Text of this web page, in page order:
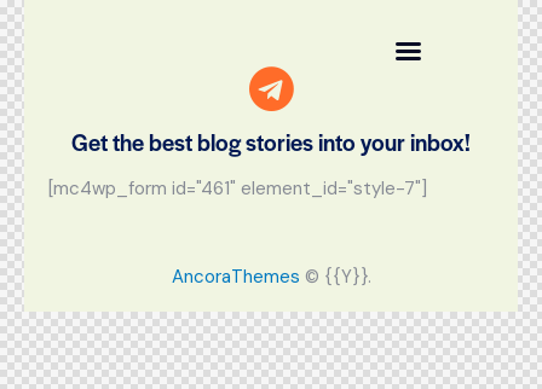
Get the best blog storiesinto your inbox!
[mc4wp_form id="461" element_id="style-7"]
AncoraThemes © {{Y}}.